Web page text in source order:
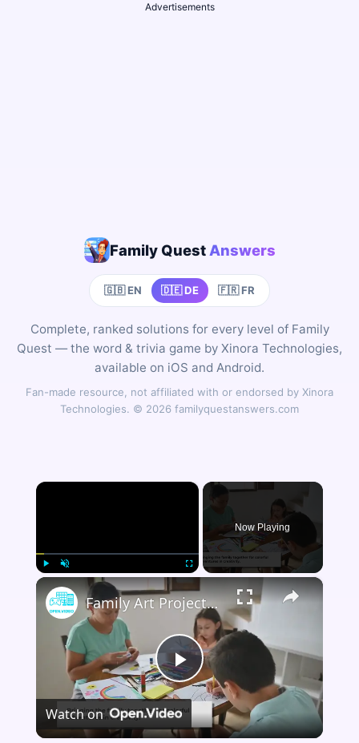
Advertisements
Family Quest Answers
🇬🇧 EN 🇩🇪 DE 🇫🇷 FR
Complete, ranked solutions for every level of Family
Quest — the word & trivia game by Xinora Technologies,
available on iOS and Android.
Fan-made resource, not affiliated with or endorsed by Xinora
Technologies. © 2026 familyquestanswers.com
×
Now Playing
×
Play
Video
Family Art Projects: Turning Household Items into Creative Masterpieces
Watch on